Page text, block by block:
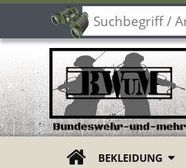
BEKLEIDUNG